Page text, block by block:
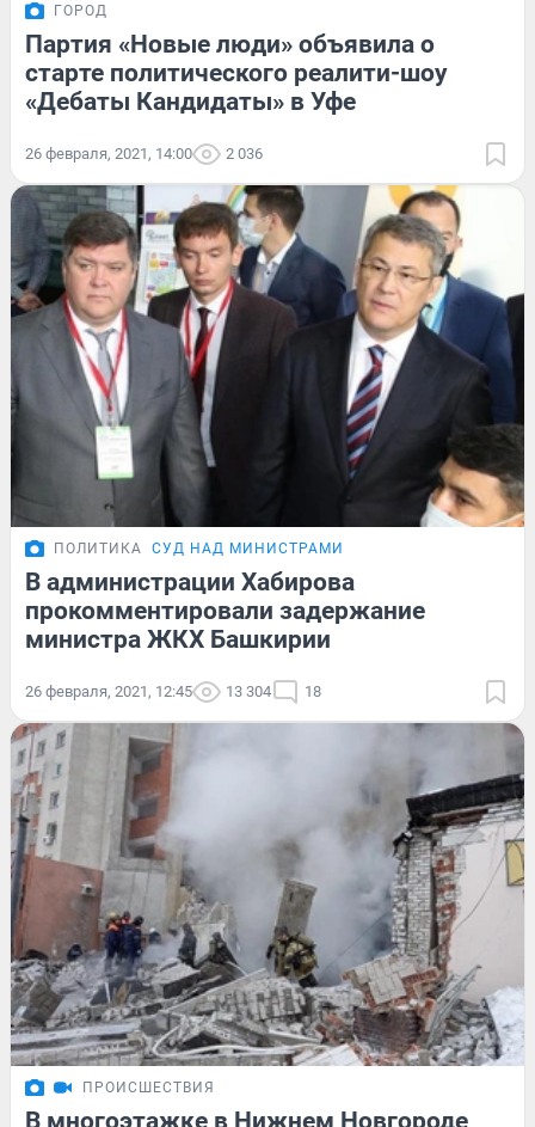
ГОРОД
Партия «Новые люди» объявила о
старте политического реалити-шоу
«Дебаты Кандидаты» в Уфе
26 февраля, 2021, 14:00 2 036
ПОЛИТИКА СУД НАД МИНИСТРАМИ
В администрации Хабирова
прокомментировали задержание
министра ЖКХ Башкирии
26 февраля, 2021, 12:45 13 304 18
ПРОИСШЕСТВИЯ
В многоэтажке в Нижнем Новгороде